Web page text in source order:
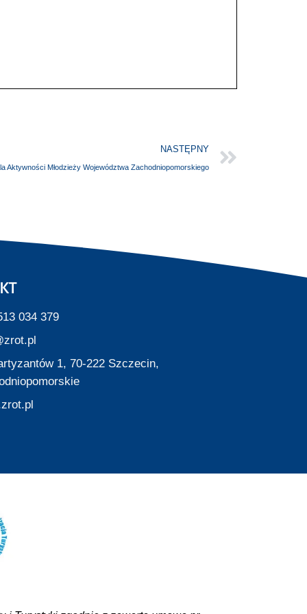
NASTĘPNY
Aktywności Młodzieży Województwa Zachodniopomorskiego
034 379
1, 70-222 Szczecin,